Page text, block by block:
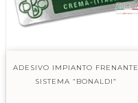
ADESIVO IMPIANTO FRENANTE
SISTEMA “BONALDI”